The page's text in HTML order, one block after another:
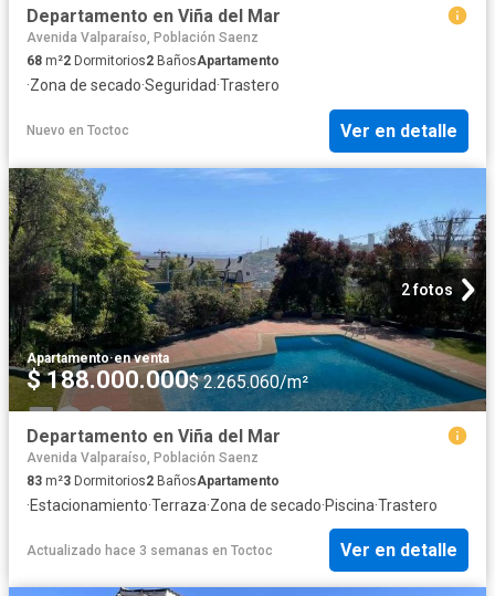
Departamento en Viña del Mar
Avenida Valparaíso, Población Saenz
68 m²2 Dormitorios2 BañosApartamento
·Zona de secado·Seguridad·Trastero
Nuevo en Toctoc Ver en detalle
2 fotos
Apartamento·en venta
$ 188.000.000$ 2.265.060/m²
Departamento en Viña del Mar
Avenida Valparaíso, Población Saenz
83 m²3 Dormitorios2 BañosApartamento
·Estacionamiento·Terraza·Zona de secado·Piscina·Trastero
Actualizado hace 3 semanas en Toctoc Ver en detalle